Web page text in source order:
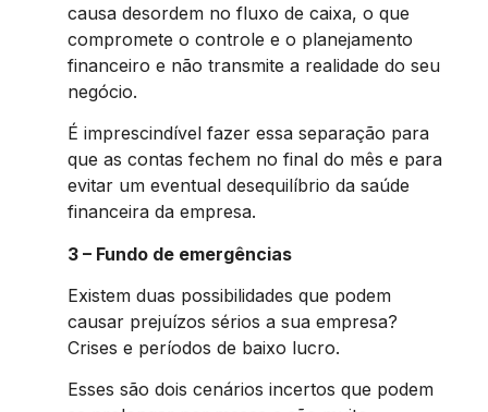
causa desordem no fluxo de caixa, o que
compromete o controle e o planejamento
financeiro e não transmite a realidade do seu
negócio.
É imprescindível fazer essa separação para
que as contas fechem no final do mês e para
evitar um eventual desequilíbrio da saúde
financeira da empresa.
3 – Fundo de emergências
Existem duas possibilidades que podem
causar prejuízos sérios a sua empresa?
Crises e períodos de baixo lucro.
Esses são dois cenários incertos que podem